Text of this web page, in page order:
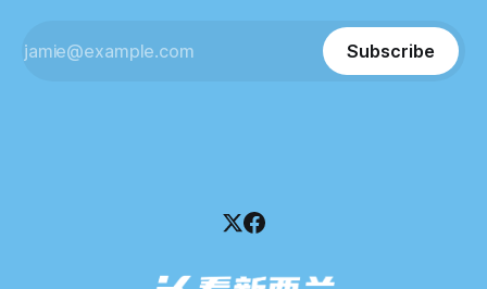
在核查资产出售是否符合市
Subscribe